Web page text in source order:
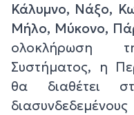
Κάλυμνο, Νάξο,
Μήλο, Μύκονο,
ολοκλήρωση
Συστήματος, η
θα διαθέτει